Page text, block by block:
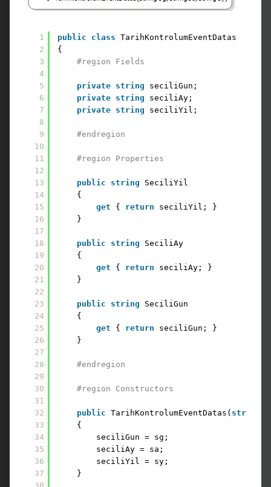
1
2
3
4
5
6
7
8
9
10
11
12
13
14
15
16
17
18
19
20
21
22
23
24
25
26
27
28
29
30
31
32
33
34
35
36
37
public class TarihKontrolumEventDatas
{
#region Fields
private string
seciliGun;
private string
seciliAy;
private string seciliYil;
#endregion
#region Properties
public string
SeciliYil
{
get
{ return
seciliYil; }
}
public string
SeciliAy
{
get
{ return
seciliAy; }
}
public string
SeciliGun
{
get
{ return
seciliGun; }
}
#endregion
#region Constructors
public TarihKontrolumEventDatas( string
{
seciliGun = sg;
seciliAy = sa;
seciliYil = sy;
}